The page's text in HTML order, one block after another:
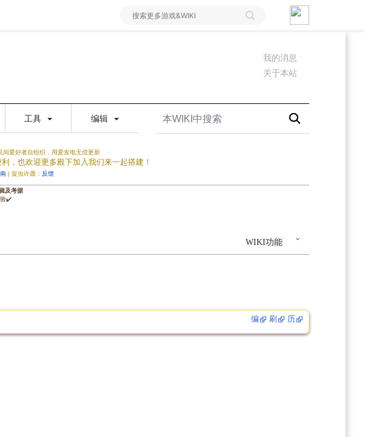
我的消息
关于本站
工具 编辑
爱好者自组织，用爱发电无偿更新
，也欢迎更多殿下加入我们来一起搭建！
| 捉虫许愿： 反馈
及考据
验✔️
WIKI功能
编 刷 历